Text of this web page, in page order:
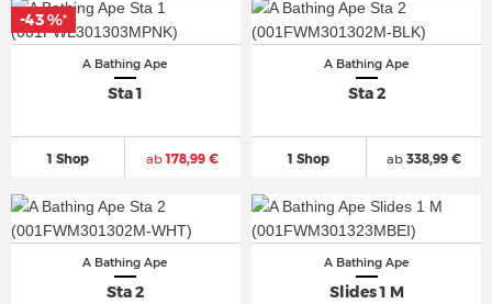
A Bathing Ape
Sta 1
1 Shop ab178,99 €
-43 %*
-43 %*
A Bathing Ape
Sta 2
1 Shop ab338,99 €
A Bathing Ape
Sta 2
A Bathing Ape
Slides 1 M